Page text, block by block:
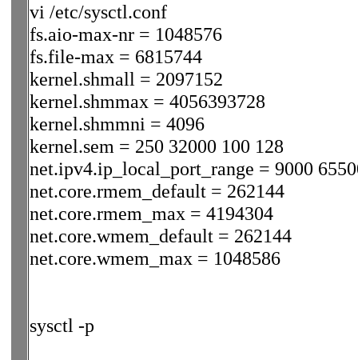
vi /etc/sysctl.conf
fs.aio-max-nr = 1048576
fs.file-max = 6815744
kernel.shmall = 2097152
kernel.shmmax = 4056393728
kernel.shmmni = 4096
kernel.sem = 250 32000 100 128
net.ipv4.ip_local_port_range = 9000
net.core.rmem_default = 262144
net.core.rmem_max = 4194304
net.core.wmem_default = 262144
net.core.wmem_max = 1048586
sysctl -p